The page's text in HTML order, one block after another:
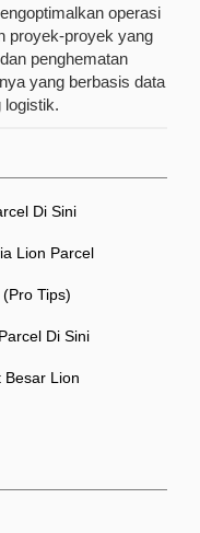
operasi
proyek-proyek yang
penghematan
yang berbasis data
logistik.
Di Sini
Lion Parcel
Tips)
Di Sini
Besar Lion